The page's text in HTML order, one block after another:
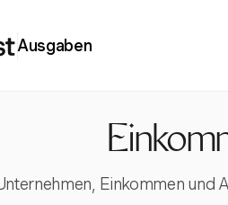
Ausgaben
Einkommen und